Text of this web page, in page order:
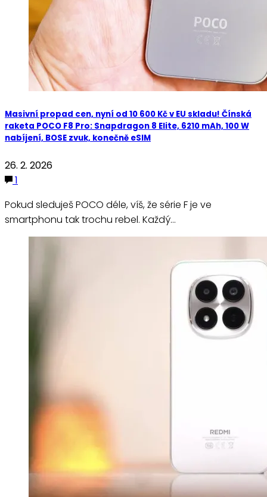
Masivní propad cen, nyní od 10 600 Kč v EU skladu! Čínská
raketa POCO F8 Pro: Snapdragon 8 Elite, 6210 mAh, 100 W
nabíjení, BOSE zvuk, konečně eSIM
26. 2. 2026
1
Pokud sleduješ POCO déle, víš, že série F je ve
smartphonu tak trochu rebel. Každý…